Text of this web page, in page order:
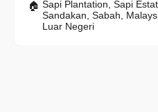
Sapi Plantation, Sapi
Sandakan, Sabah,
Luar Negeri